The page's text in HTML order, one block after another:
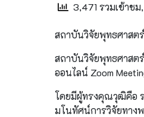
3,471 รวมเข้าช
สถาบันวิจัยพุทธศาสต
สถาบันวิจัยพุทธศาสต
ออนไลน์ Zoom
โดยมีผู้ทรงคุณวุฒิคือ
มโนทัศน์การวิจัยทาง